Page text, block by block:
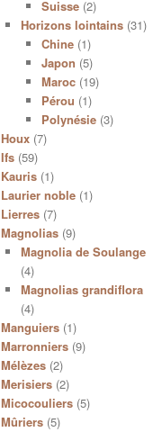
Suisse(2)
Horizons lointains (31)
Chine(1)
Japon (5)
Maroc(19)
Pérou (1)
Polynésie(3)
Houx(7)
Ifs(59)
Kauris(1)
Laurier noble(1)
Lierres(7)
Magnolias(9)
Magnolia de Soulange
(4)
Magnolias grandiflora
(4)
Manguiers(1)
Marronniers(9)
Mélèzes(2)
Merisiers(2)
Micocouliers(5)
Mûriers(5)